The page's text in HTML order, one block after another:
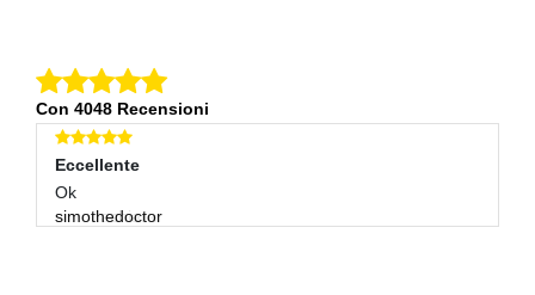
Con 4048 Recensioni
Eccellente
Ok
simothedoctor